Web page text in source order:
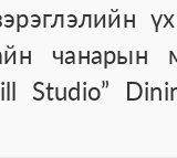
чанарын
Studio”